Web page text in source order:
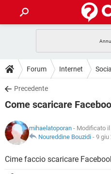
INTRATTENIMENTO
iOS
INSTAGRAM
TIKTOK
HARDWARE
GUIDE
COVID-19
INSTAGRAM
TIKTOK
HARDWARE
DOWNLOAD
COVID-19
INTRATTENIMENTO
iOS
INSTAGRAM
COVID-19
INTRATTENIMENTO
iOS
GLOSSARIO
COVID-19
Forum Internet
Precedente
Come scaricare
mihaelatoporan - Modificato il
Noureddine Bouzidi - 9 giu
Cime faccio scaricare